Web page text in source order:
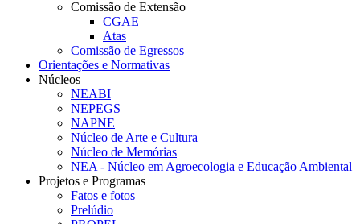
Comissão de Extensão
CGAE
Atas
Comissão de Egressos
Orientações e Normativas
Núcleos
NEABI
NEPEGS
NAPNE
Núcleo de Arte e Cultura
Núcleo de Memórias
NEA - Núcleo em Agroecologia e Educação Ambiental
Projetos e Programas
Fatos e fotos
Prelúdio